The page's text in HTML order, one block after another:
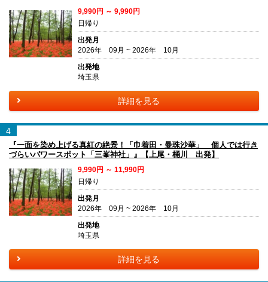
9,990円 ～ 9,990円
日帰り
出発月
2026年 09月 ~ 2026年 10月
出発地
埼玉県
詳細を見る
4
『一面を染め上げる真紅の絶景！「巾着田・曼珠沙華」 個人では行き
づらいパワースポット「三峯神社」』【上尾・桶川 出発】
9,990円 ～ 11,990円
日帰り
出発月
2026年 09月 ~ 2026年 10月
出発地
埼玉県
詳細を見る